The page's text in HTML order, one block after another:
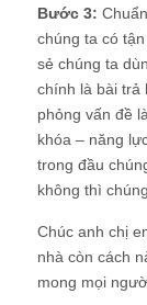
Bước 3:
chúng ta có
sẻ chúng ta
chính là bài trả
phỏng vấn đề
khóa – năng
trong đầu
không thì
Chúc anh chị
nhà còn cách
mong mọi